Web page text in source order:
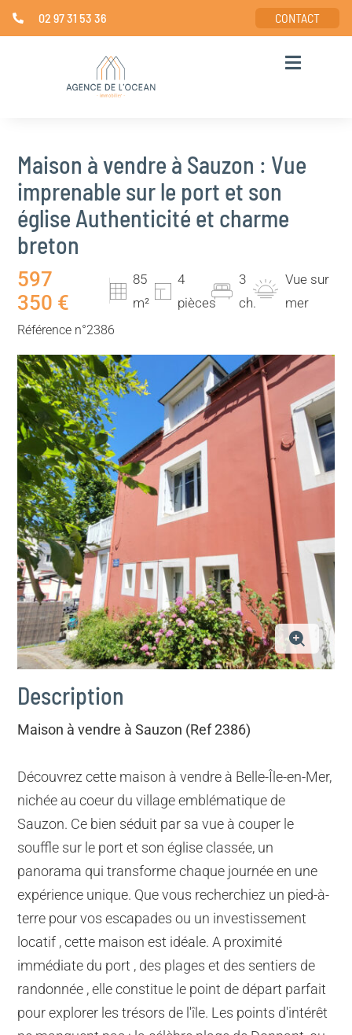
02 97 31 53 36 CONTACT
Maison à vendre à Sauzon : Vue
imprenable sur le port et son
église Authenticité et charme
breton
597
350 €
85
m²
4
pièces
3
ch.
Vue sur
mer
Référence n°2386
Description
Maison à vendre à Sauzon (Ref 2386)
Découvrez cette maison à vendre à Belle-Île-en-Mer,
nichée au coeur du village emblématique de
Sauzon. Ce bien séduit par sa vue à couper le
souffle sur le port et son église classée, un
panorama qui transforme chaque journée en une
expérience unique. Que vous recherchiez un pied-à-
terre pour vos escapades ou un investissement
locatif , cette maison est idéale. A proximité
immédiate du port , des plages et des sentiers de
randonnée , elle constitue le point de départ parfait
pour explorer les trésors de l'île. Les points d'intérêt